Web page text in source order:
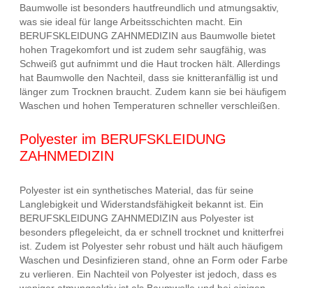
Baumwolle ist besonders hautfreundlich und atmungsaktiv,
was sie ideal für lange Arbeitsschichten macht. Ein
BERUFSKLEIDUNG ZAHNMEDIZIN aus Baumwolle bietet
hohen Tragekomfort und ist zudem sehr saugfähig, was
Schweiß gut aufnimmt und die Haut trocken hält. Allerdings
hat Baumwolle den Nachteil, dass sie knitteranfällig ist und
länger zum Trocknen braucht. Zudem kann sie bei häufigem
Waschen und hohen Temperaturen schneller verschleißen.
Polyester im BERUFSKLEIDUNG
ZAHNMEDIZIN
Polyester ist ein synthetisches Material, das für seine
Langlebigkeit und Widerstandsfähigkeit bekannt ist. Ein
BERUFSKLEIDUNG ZAHNMEDIZIN aus Polyester ist
besonders pflegeleicht, da er schnell trocknet und knitterfrei
ist. Zudem ist Polyester sehr robust und hält auch häufigem
Waschen und Desinfizieren stand, ohne an Form oder Farbe
zu verlieren. Ein Nachteil von Polyester ist jedoch, dass es